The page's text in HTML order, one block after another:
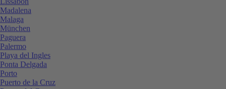
Madalena
Malaga
München
Paguera
Palermo
Playa del Ingles
Ponta Delgada
Porto
Puerto de la Cruz